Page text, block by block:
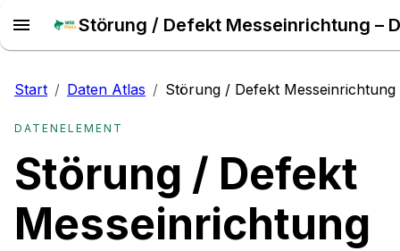
Start / Daten Atlas / Störung / Defekt Messeinrichtung
DATENELEMENT
Störung / Defekt
Messeinrichtung